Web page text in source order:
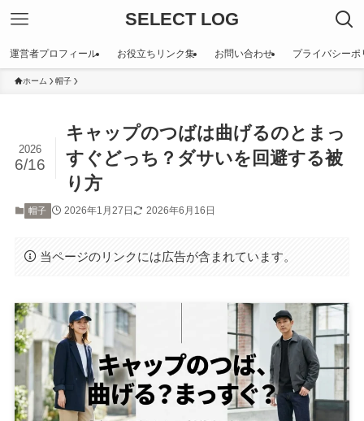
SELECT LOG
運営者プロフィール お役立ちリンク集 お問い合わせ プライバシーポ
ホーム 帽子
キャップのつばは曲げるのとまっ
すぐどっち？ダサいを回避する被
り方
2026
6/16
帽子 2026年1月27日 2026年6月16日
当ページのリンクには広告が含まれています。